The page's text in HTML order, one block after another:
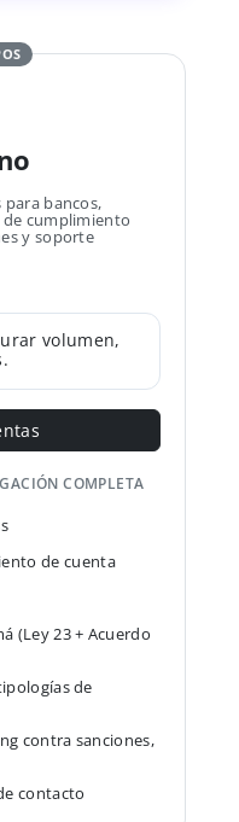
bancos,
cumplimiento
y soporte
volumen,
COMPLETA
de cuenta
(Ley 23 + Acuerdo
de
contra sanciones,
contacto